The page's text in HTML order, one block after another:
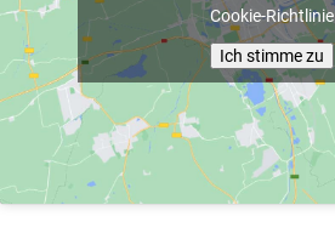
Cookie-Richtlinie
Ich stimme zu